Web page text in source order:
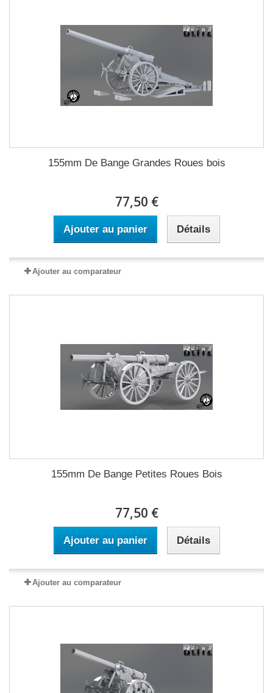
155mm De Bange Grandes Roues bois
77,50 €
Ajouter au panier Détails
Ajouter au comparateur
155mm De Bange Petites Roues Bois
77,50 €
Ajouter au panier Détails
Ajouter au comparateur